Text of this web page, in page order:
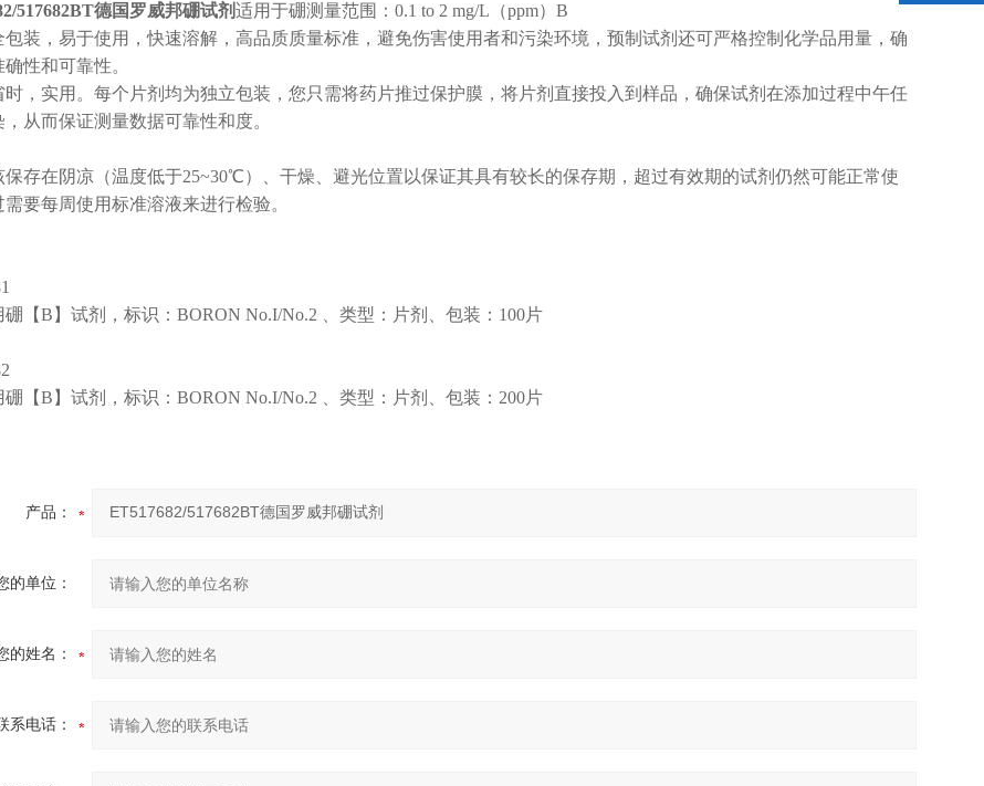
517682BT德国罗威邦硼试剂适用于硼测量范围：0.1 to 2 mg/L（ppm）B
包装，易于使用，快速溶解，高品质质量标准，避免伤害使用者和污染环境，预制试剂还可严格控制化学品用量，确
性和可靠性。
时，实用。每个片剂均为独立包装，您只需将药片推过保护膜，将片剂直接投入到样品，确保试剂在添加过程中午任
从而保证测量数据可靠性和度。
保存在阴凉（温度低于25~30℃）、干燥、避光位置以保证其具有较长的保存期，超过有效期的试剂仍然可能正常使
需要每周使用标准溶液来进行检验。
硼【B】试剂，标识：BORON No.I/No.2 、类型：片剂、包装：100片
硼【B】试剂，标识：BORON No.I/No.2 、类型：片剂、包装：200片
产品：
的单位：
的姓名：
系电话：